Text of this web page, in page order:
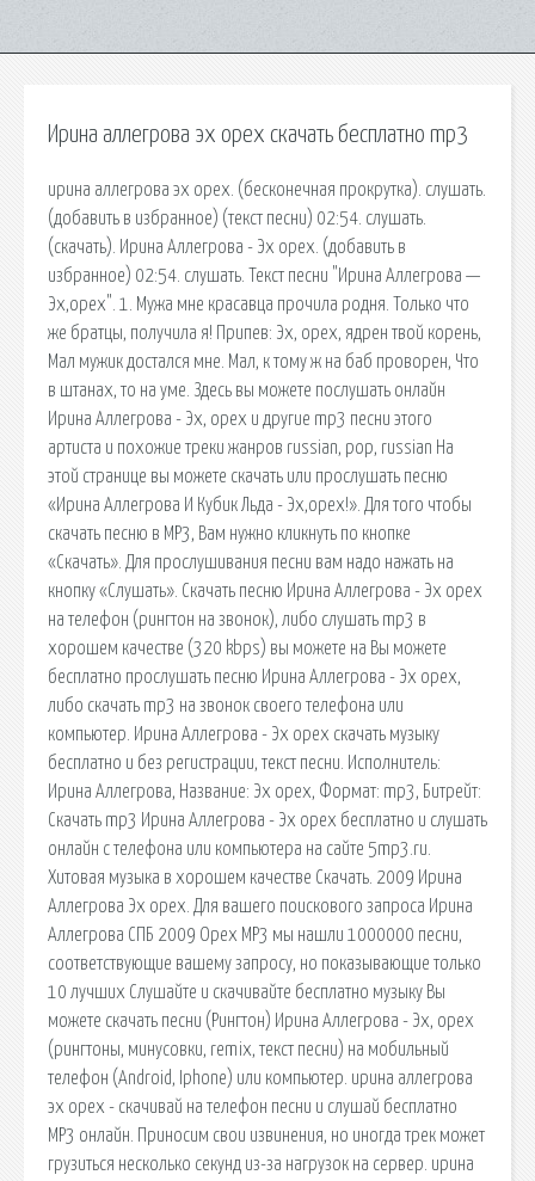
Ирина аллегрова эх орех скачать бесплатно mp3
ирина аллегрова эх орех. (бесконечная прокрутка). слушать.
(добавить в избранное) (текст песни) 02:54. слушать.
(скачать). Ирина Аллегрова - Эх орех. (добавить в
избранное) 02:54. слушать. Текст песни "Ирина Аллегрова —
Эх,орех". 1. Мужа мне красавца прочила родня. Только что
же братцы, получила я! Припев: Эх, орех, ядрен твой корень,
Мал мужик достался мне. Мал, к тому ж на баб проворен, Что
в штанах, то на уме. Здесь вы можете послушать онлайн
Ирина Аллегрова - Эх, орех и другие mp3 песни этого
артиста и похожие треки жанров russian, pop, russian На
этой странице вы можете скачать или прослушать песню
«Ирина Аллегрова И Кубик Льда - Эх,орех!». Для того чтобы
скачать песню в MP3, Вам нужно кликнуть по кнопке
«Скачать». Для прослушивания песни вам надо нажать на
кнопку «Слушать». Скачать песню Ирина Аллегрова - Эх орех
на телефон (рингтон на звонок), либо слушать mp3 в
хорошем качестве (320 kbps) вы можете на Вы можете
бесплатно прослушать песню Ирина Аллегрова - Эх орех,
либо скачать mp3 на звонок своего телефона или
компьютер. Ирина Аллегрова - Эх орех скачать музыку
бесплатно и без регистрации, текст песни. Исполнитель:
Ирина Аллегрова, Название: Эх орех, Формат: mp3, Битрейт:
Скачать mp3 Ирина Аллегрова - Эх орех бесплатно и слушать
онлайн с телефона или компьютера на сайте 5mp3.ru.
Хитовая музыка в хорошем качестве Скачать. 2009 Ирина
Аллегрова Эх орех. Для вашего поискового запроса Ирина
Аллегрова СПБ 2009 Орех MP3 мы нашли 1000000 песни,
соответствующие вашему запросу, но показывающие только
10 лучших Слушайте и скачивайте бесплатно музыку Вы
можете скачать песни (Рингтон) Ирина Аллегрова - Эх, орех
(рингтоны, минусовки, remix, текст песни) на мобильный
телефон (Android, Iphone) или компьютер. ирина аллегрова
эх орех - скачивай на телефон песни и слушай бесплатно
MP3 онлайн. Приносим свои извинения, но иногда трек может
грузиться несколько секунд из-за нагрузок на сервер. ирина